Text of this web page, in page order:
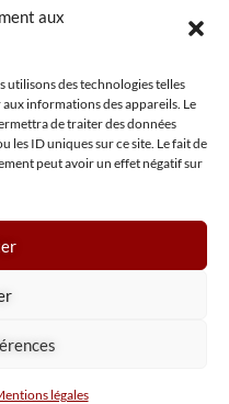
aux
utilisons des technologies telles
informations des appareils. Le
de traiter des données
les ID uniques sur ce site. Le fait de
peut avoir un effet négatif sur
légales